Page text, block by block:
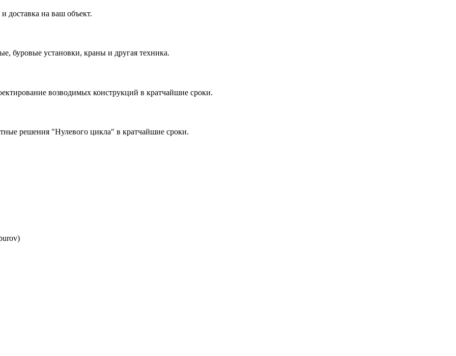
доставка на ваш объект.
буровые установки, краны и другая техника.
возводимых конструкций в кратчайшие сроки.
решения "Нулевого цикла" в кратчайшие сроки.